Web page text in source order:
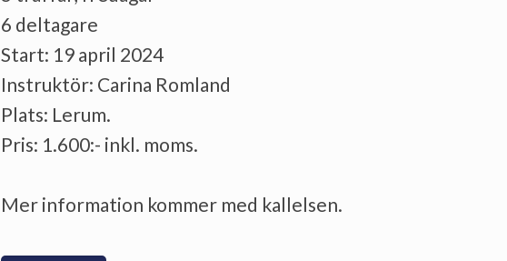
6 deltagare
Start: 19 april 2024
Instruktör: Carina Romland
Plats: Lerum.
Pris: 1.600:- inkl. moms.
Mer information kommer med kallelsen.